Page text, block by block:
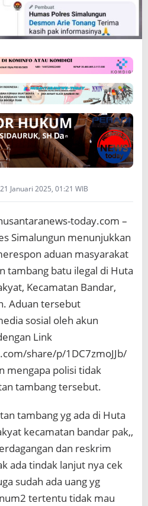
Januari 2025, 01:21 WIB
today.com –
Simalungun menunjukkan
aduan masyarakat
tambang batu ilegal di Huta
Kecamatan Bandar,
Aduan tersebut
sosial oleh akun
Link
share/p/1DC7zmoJJb/
mengapa polisi tidak
tambang tersebut.
tambang yg ada di Huta
kecamatan bandar pak,,
dan reskrim
ada tindak lanjut nya cek
sudah ada uang yg
tertentu tidak mau